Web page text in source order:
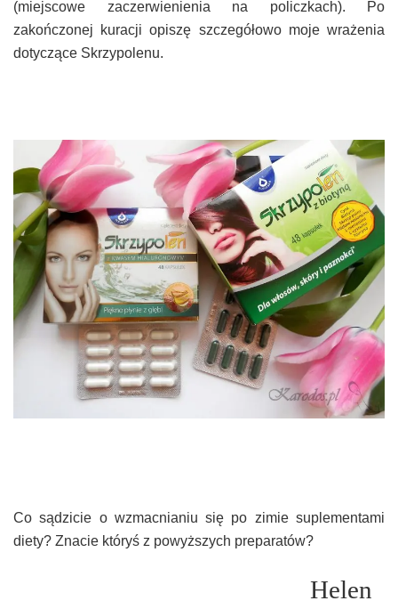
(miejscowe zaczerwienienia na policzkach). Po
zakończonej kuracji opiszę szczegółowo moje wrażenia
dotyczące Skrzypolenu.
Co sądzicie o wzmacnianiu się po zimie suplementami
diety? Znacie któryś z powyższych preparatów?
Helen